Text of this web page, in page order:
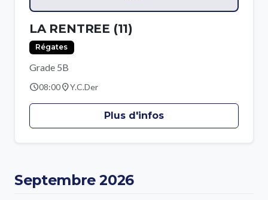
LA RENTREE (11)
Régates
Grade 5B
schedule08:00location_onY.C.Der
Plus d'infos
Septembre 2026